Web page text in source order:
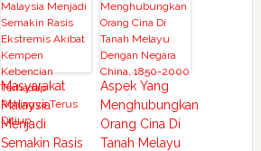
Masyarakat
Malaysia
Menjadi
Semakin Rasis
Aspek Yang
Menghubungkan
Orang Cina Di
Tanah Melayu